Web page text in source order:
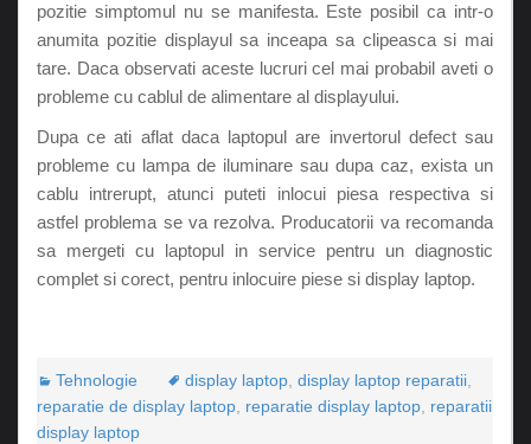
pozitie simptomul nu se manifesta. Este posibil ca intr-o
anumita pozitie displayul sa inceapa sa clipeasca si mai
tare. Daca observati aceste lucruri cel mai probabil aveti o
probleme cu cablul de alimentare al displayului.
Dupa ce ati aflat daca laptopul are invertorul defect sau
probleme cu lampa de iluminare sau dupa caz, exista un
cablu intrerupt, atunci puteti inlocui piesa respectiva si
astfel problema se va rezolva. Producatorii va recomanda
sa mergeti cu laptopul in service pentru un diagnostic
complet si corect, pentru inlocuire piese si display laptop.
Tehnologie display laptop, display laptop reparatii,
reparatie de display laptop, reparatie display laptop, reparatii
display laptop